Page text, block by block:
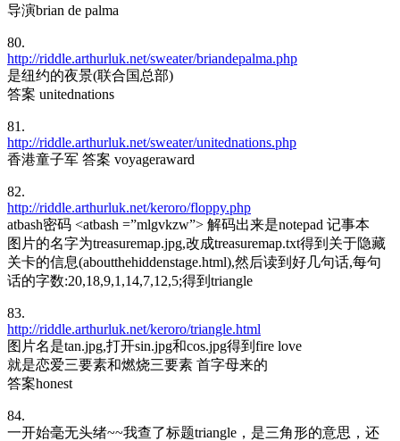
导演brian de palma
80.
http://riddle.arthurluk.net/sweater/briandepalma.php
是纽约的夜景(联合国总部)
答案 unitednations
81.
http://riddle.arthurluk.net/sweater/unitednations.php
香港童子军 答案 voyageraward
82.
http://riddle.arthurluk.net/keroro/floppy.php
atbash密码 <atbash =”mlgvkzw”> 解码出来是notepad 记事本
图片的名字为treasuremap.jpg,改成treasuremap.txt得到关于隐藏
关卡的信息(aboutthehiddenstage.html),然后读到好几句话,每句
话的字数:20,18,9,1,14,7,12,5;得到triangle
83.
http://riddle.arthurluk.net/keroro/triangle.html
图片名是tan.jpg,打开sin.jpg和cos.jpg得到fire love
就是恋爱三要素和燃烧三要素 首字母来的
答案honest
84.
一开始毫无头绪~~我查了标题triangle，是三角形的意思，还